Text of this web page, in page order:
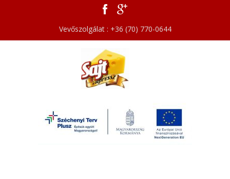
Vevőszolgálat : +36 (70) 770-0644